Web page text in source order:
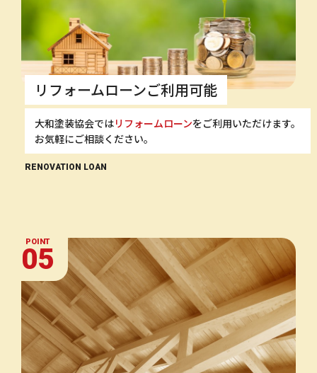
リフォームローンご利用可能
大和塗装協会ではリフォームローンをご利用いただけます。
お気軽にご相談ください。
RENOVATION LOAN
POINT
05